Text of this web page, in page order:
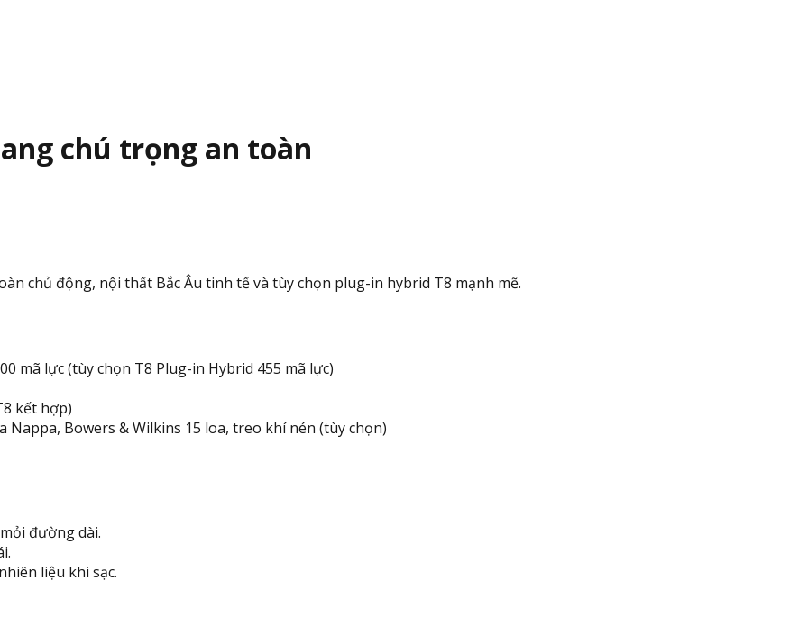
chú trọng an toàn
chủ động, nội thất Bắc Âu tinh tế và tùy chọn plug-in hybrid T8 mạnh mẽ.
mã lực (tùy chọn T8 Plug-in Hybrid 455 mã lực)
kết hợp)
Bowers & Wilkins 15 loa, treo khí nén (tùy chọn)
đường dài.
liệu khi sạc.